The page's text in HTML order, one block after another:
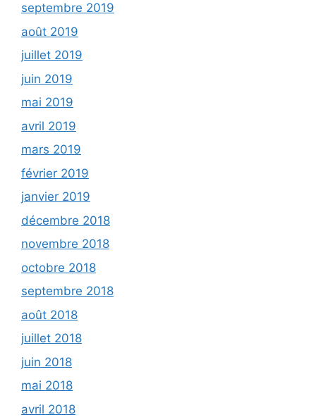
septembre 2019
août 2019
juillet 2019
juin 2019
mai 2019
avril 2019
mars 2019
février 2019
janvier 2019
décembre 2018
novembre 2018
octobre 2018
septembre 2018
août 2018
juillet 2018
juin 2018
mai 2018
avril 2018